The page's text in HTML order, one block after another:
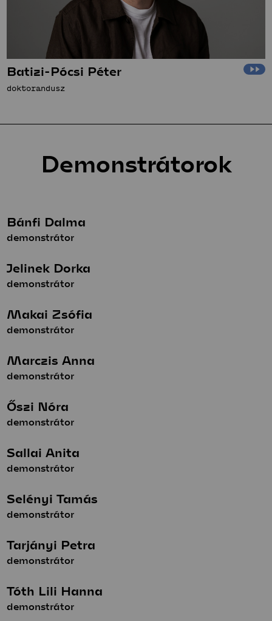
Batizi-Pócsi Péter
doktorandusz
Demonstrátorok
Bánfi Dalma
demonstrátor
Jelinek Dorka
demonstrátor
Makai Zsófia
demonstrátor
Marczis Anna
demonstrátor
Őszi Nóra
demonstrátor
Sallai Anita
demonstrátor
Selényi Tamás
demonstrátor
Tarjányi Petra
demonstrátor
Tóth Lili Hanna
demonstrátor